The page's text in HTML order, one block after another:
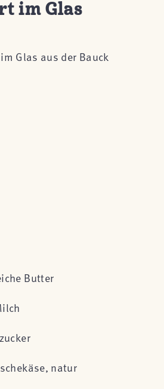
im Glas
Glas aus der Bauck
Butter
natur